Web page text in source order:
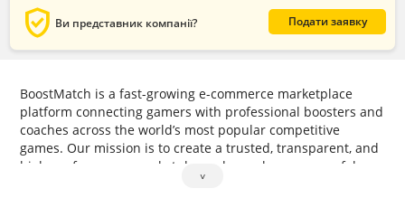
verified_user Ви представник компанії? Подати заявку
BoostMatch is a fast-growing e-commerce marketplace
platform connecting gamers with professional boosters and
coaches across the world’s most popular competitive
games. Our mission is to create a trusted, transparent, and
high-performance marketplace where players can safely
improve their rank, skills, and in-game achievements.
˅